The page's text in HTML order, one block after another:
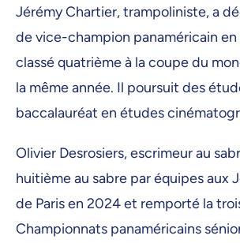
Jérémy Chartier, trampoliniste, a
de vice-champion panaméricain
classé quatrième à la coupe du
la même année. Il poursuit des
baccalauréat en études
Olivier Desrosiers, escrimeur au
huitième au sabre par équipes aux
de Paris en 2024 et remporté la
Championnats panaméricains